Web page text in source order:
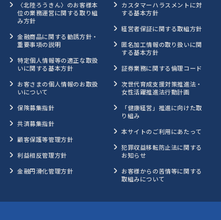
〈北陸ろうきん〉のお客様本
位の業務運営に関する取り組
み方針
金融商品に関する勧誘方針・
重要事項の説明
特定個人情報等の適正な取扱
いに関する基本方針
お客さまの個人情報のお取扱
いについて
保険募集指針
共済募集指針
顧客保護等管理方針
利益相反管理方針
金融円滑化管理方針
カスタマーハラスメントに対
する基本方針
経営者保証に関する取組方針
匿名加工情報の取り扱いに関
する基本方針
証券業務に関する倫理コード
次世代育成支援対策推進法・
女性活躍推進法行動計画
「健康経営」推進に向けた取
り組み
本サイトのご利用にあたって
犯罪収益移転防止法に関する
お知らせ
お客様からの苦情等に関する
取組みについて